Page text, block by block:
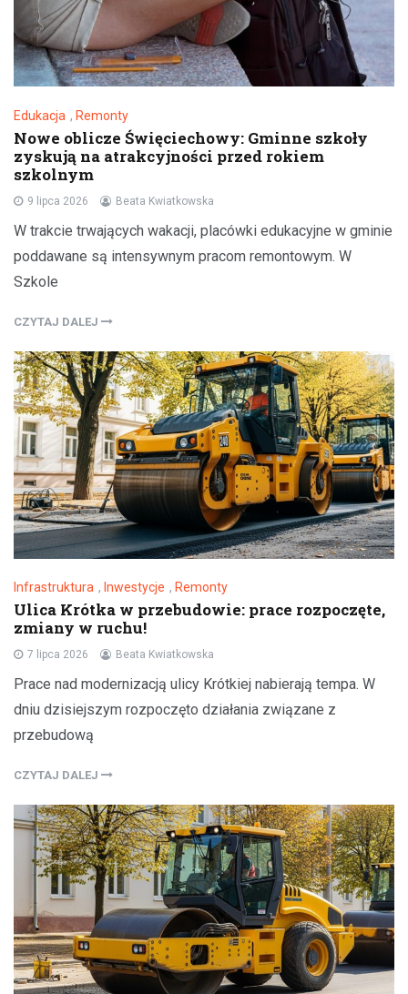
Edukacja , Remonty
Nowe oblicze Święciechowy: Gminne szkoły
zyskują na atrakcyjności przed rokiem
szkolnym
9 lipca 2026 Beata Kwiatkowska
W trakcie trwających wakacji, placówki edukacyjne w gminie
poddawane są intensywnym pracom remontowym. W
Szkole
CZYTAJ DALEJ
Infrastruktura , Inwestycje , Remonty
Ulica Krótka w przebudowie: prace rozpoczęte,
zmiany w ruchu!
7 lipca 2026 Beata Kwiatkowska
Prace nad modernizacją ulicy Krótkiej nabierają tempa. W
dniu dzisiejszym rozpoczęto działania związane z
przebudową
CZYTAJ DALEJ